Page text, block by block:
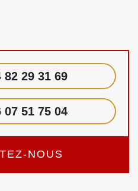
82 29 31 69
07 51 75 04
NOUS